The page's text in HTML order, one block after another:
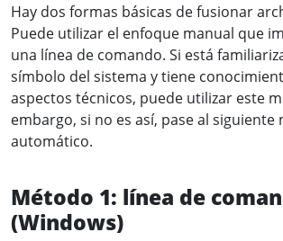
Hay dos formas básicas de fusionar
Puede utilizar el enfoque manual que
una línea de comando. Si está
símbolo del sistema y tiene
aspectos técnicos, puede utilizar este
embargo, si no es así, pase al siguiente
automático.
Método 1: línea de
(Windows)